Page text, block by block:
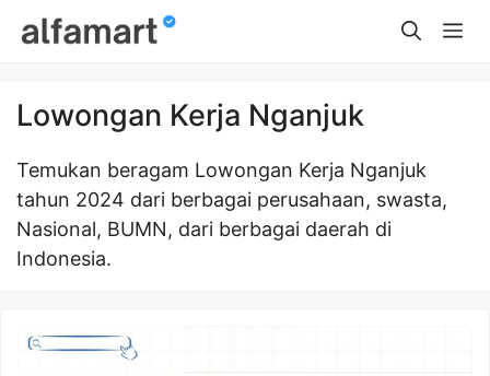
Lowongan Kerja Nganjuk
Temukan beragam Lowongan Kerja Nganjuk
tahun 2024 dari berbagai perusahaan, swasta,
Nasional, BUMN, dari berbagai daerah di
Indonesia.